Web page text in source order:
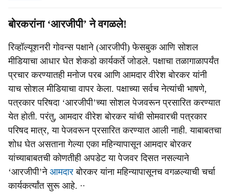
बोरकरांना ‘आरजीपी’ ने वगळले!
रिव्‍हॉल्‍यूशनरी गोवन्‍स पक्षाने (आरजीपी) फेसबुक आणि सोशल
मीडियाचा आधार घेत शेकडो कार्यकर्ते जोडले. पक्षाचा तळागाळापर्यंत
प्रचार करण्‍यातही मनोज परब आणि आमदार वीरेश बोरकर यांनी
याच सोशल मीडियाचा वापर केला. पक्षाच्‍या सर्वच नेत्‍यांची भाषणे,
पत्रकार परिषदा ‘आरजीपी’च्‍या सोशल पेजवरून प्रसारित करण्‍यात
येत होती. परंतु, आमदार वीरेश बोरकर यांची सोमवारची पत्रकार
परिषद मात्र, या पेजवरून प्रसारित करण्‍यात आली नाही. याबाबतचा
शोध घेत असताना गेल्‍या एका महिन्‍यापासून आमदार बोरकर
यांच्‍याबाबतची कोणतीही अपडेट या पेजवर दिसत नसल्‍याने
‘आरजीपी’नेआमदारबोरकर यांना महिन्‍यापासूनच वगळल्‍याची चर्चा
कार्यकर्त्यांत सुरू आहे. ∙∙